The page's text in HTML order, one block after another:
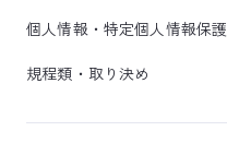
個人情報・特定個人情報保護
規程類・取り決め